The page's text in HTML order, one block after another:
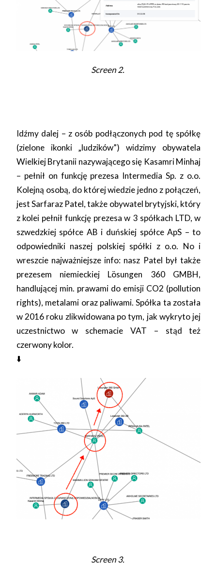
Screen 2.
Idźmy dalej – z osób podłączonych pod tę spółkę
(zielone ikonki „ludzików”) widzimy obywatela
Wielkiej Brytanii nazywającego się Kasamri Minhaj
– pełnił on funkcję prezesa Intermedia Sp. z o.o.
Kolejną osobą, do której wiedzie jedno z połączeń,
jest Sarfaraz Patel, także obywatel brytyjski, który
z kolei pełnił funkcję prezesa w 3 spółkach LTD, w
szwedzkiej spółce AB i duńskiej spółce ApS – to
odpowiedniki naszej polskiej spółki z o.o. No i
wreszcie najważniejsze info: nasz Patel był także
prezesem niemieckiej Lösungen 360 GMBH,
handlującej min. prawami do emisji CO2 (pollution
rights), metalami oraz paliwami. Spółka ta została
w 2016 roku zlikwidowana po tym, jak wykryto jej
uczestnictwo w schemacie VAT – stąd też
czerwony kolor.
⬇️
Screen 3.